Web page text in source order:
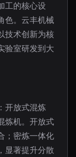
工的核心设
色。云丰机械
技术创新为核
验室研发到大
开放式混炼
炼机。开放式
；密炼一体化
显著提升分散